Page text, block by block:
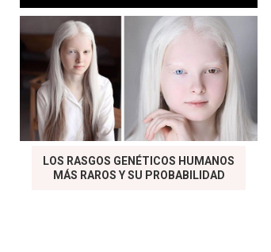
LOS RASGOS GENÉTICOS HUMANOS
MÁS RAROS Y SU PROBABILIDAD